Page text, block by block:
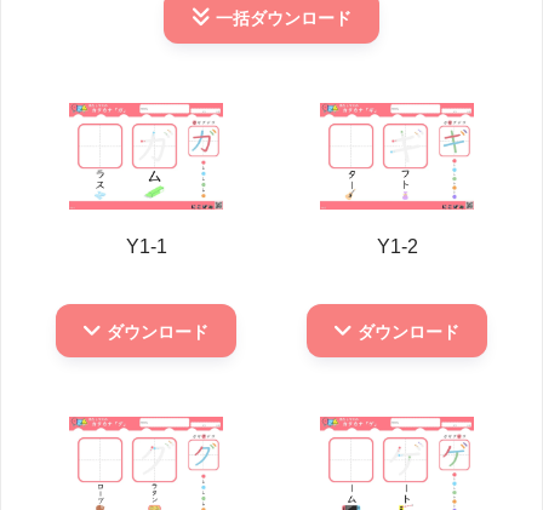
一括ダウンロード
Y1-1
ダウンロード
Y1-2
ダウンロード